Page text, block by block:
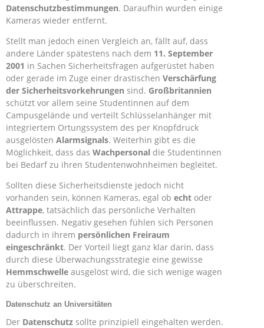
Datenschutzbestimmungen. Daraufhin wurden einige
Kameras wieder entfernt.
Stellt man jedoch einen Vergleich an, fällt auf, dass
andere Länder spätestens nach dem 11. September
2001 in Sachen Sicherheitsfragen aufgerüstet haben
oder gerade im Zuge einer drastischen Verschärfung
der Sicherheitsvorkehrungen sind. Großbritannien
schützt vor allem seine Studentinnen auf dem
Campusgelände und verteilt Schlüsselanhänger mit
integriertem Ortungssystem des per Knopfdruck
ausgelösten Alarmsignals. Weiterhin gibt es die
Möglichkeit, dass das Wachpersonal die Studentinnen
bei Bedarf zu ihren Studentenwohnheimen begleitet.
Sollten diese Sicherheitsdienste jedoch nicht
vorhanden sein, können Kameras, egal ob echt oder
Attrappe, tatsächlich das persönliche Verhalten
beeinflussen. Negativ gesehen fühlen sich Personen
dadurch in ihrem persönlichen Freiraum
eingeschränkt. Der Vorteil liegt ganz klar darin, dass
durch diese Überwachungsstrategie eine gewisse
Hemmschwelle ausgelöst wird, die sich wenige wagen
zu überschreiten.
Datenschutz an Universitäten
Der Datenschutz sollte prinzipiell eingehalten werden.